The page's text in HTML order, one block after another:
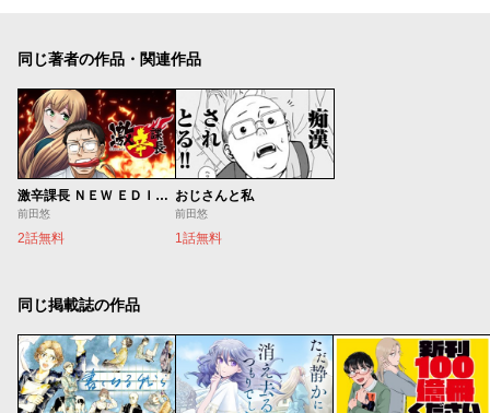
同じ著者の作品・関連作品
激辛課長 ＮＥＷ ＥＤＩＴＩＯＮ
前田悠
2話無料
おじさんと私
前田悠
1話無料
同じ掲載誌の作品